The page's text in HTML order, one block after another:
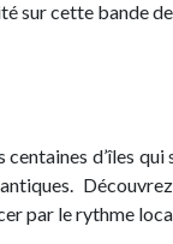
sur cette bande
d’îles
par le rythme